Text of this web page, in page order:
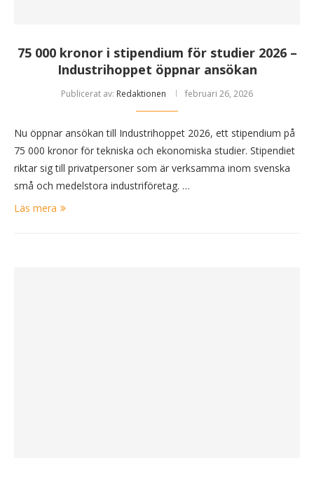
75 000 kronor i stipendium för studier 2026 –
Industrihoppet öppnar ansökan
Publicerat av: Redaktionen februari 26, 2026
Nu öppnar ansökan till Industrihoppet 2026, ett stipendium på
75 000 kronor för tekniska och ekonomiska studier. Stipendiet
riktar sig till privatpersoner som är verksamma inom svenska
små och medelstora industriföretag. …
Läs mera